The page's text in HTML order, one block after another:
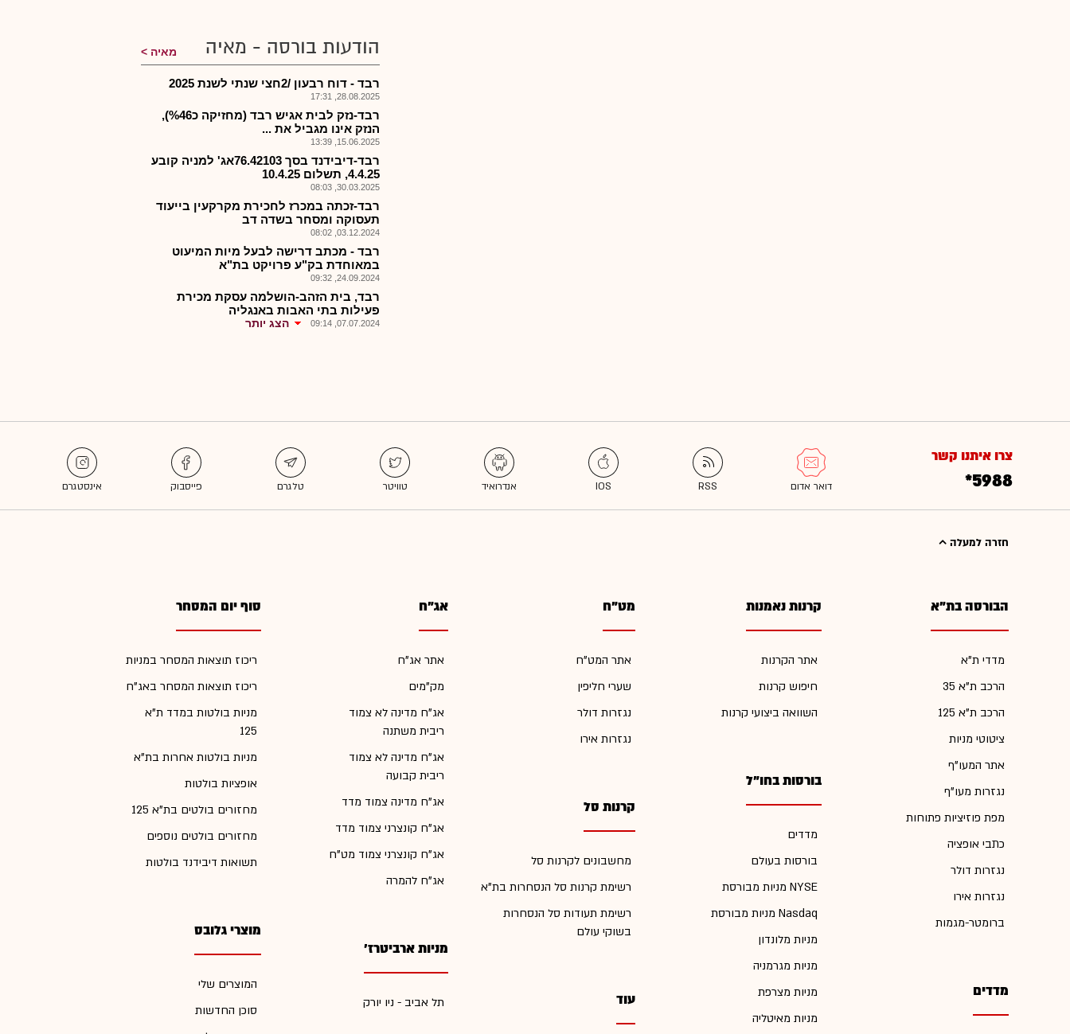
הודעות בורסה - מאיה מאיה
רבד - דוח רבעון /2חצי שנתי לשנת 2025
28.08.2025, 17:31
רבד-נזק לבית אגיש רבד (מחזיקה כ%46),
הנזק אינו מגביל את ...
15.06.2025, 13:39
רבד-דיבידנד בסך 76.42103אג' למניה קובע
4.4.25, תשלום 10.4.25
30.03.2025, 08:03
רבד-זכתה במכרז לחכירת מקרקעין בייעוד
תעסוקה ומסחר בשדה דב
03.12.2024, 08:02
רבד - מכתב דרישה לבעל מיות המיעוט
במאוחדת בק"ע פרויקט בת"א
24.09.2024, 09:32
רבד, בית הזהב-הושלמה עסקת מכירת
פעילות בתי האבות באנגליה
07.07.2024, 09:14 הצג יותר
צרו איתנו קשר
*5988
חזרה למעלה
הבורסה בת"א
מדדי ת"א
הרכב ת"א 35
הרכב ת"א 125
ציטוטי מניות
אתר המעו"ף
נגזרות מעו"ף
מפת פוזיציות פתוחות
כתבי אופציה
נגזרות דולר
נגזרות אירו
ברומטר-מגמות
מדדים
קרנות נאמנות
אתר הקרנות
חיפוש קרנות
השוואה ביצועי קרנות
בורסות בחו"ל
מדדים
בורסות בעולם
מניות מבורסת NYSE
מניות מבורסת Nasdaq
מניות מלונדון
מניות מגרמניה
מניות מצרפת
מניות מאיטליה
מט"ח
אתר המט"ח
שערי חליפין
נגזרות דולר
נגזרות אירו
קרנות סל
מחשבונים לקרנות סל
רשימת קרנות סל הנסחרות בת"א
רשימת תעודות סל הנסחרות
בשוקי עולם
עוד
אג"ח
אתר אג"ח
מק"מים
אג"ח מדינה לא צמוד
ריבית משתנה
אג"ח מדינה לא צמוד
ריבית קבועה
אג"ח מדינה צמוד מדד
אג"ח קונצרני צמוד מדד
אג"ח קונצרני צמוד מט"ח
אג"ח להמרה
מניות ארביטרז'
תל אביב - ניו יורק
סוף יום המסחר
ריכוז תוצאות המסחר במניות
ריכוז תוצאות המסחר באג"ח
מניות בולטות במדד ת"א
125
מניות בולטות אחרות בת"א
אופציות בולטות
מחזורים בולטים בת"א 125
מחזורים בולטים נוספים
תשואות דיבידנד בולטות
מוצרי גלובס
המוצרים שלי
סוכן החדשות